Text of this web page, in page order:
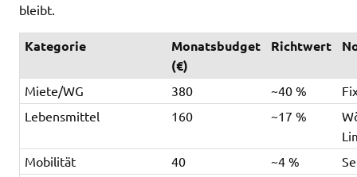
bleibt.
Kategorie
Monatsbudget
(€)
Richtwert
Miete/WG 380 ~40 %
Lebensmittel
160 ~17 %
Mobilität
40 ~4 %